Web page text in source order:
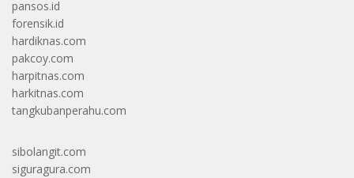
pansos.id
forensik.id
hardiknas.com
pakcoy.com
harpitnas.com
harkitnas.com
tangkubanperahu.com
sibolangit.com
siguragura.com